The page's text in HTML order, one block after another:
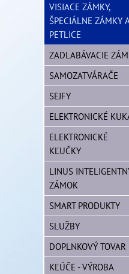
VISIACE ZÁMKY,
ŠPECIÁLNE ZÁMKY
PETLICE
ZADLABÁVACIE
SAMOZATVÁRAČE
SEJFY
ELEKTRONICKÉ
ELEKTRONICKÉ
KĽUČKY
LINUS
ZÁMOK
SMART PRODUKTY
SLUŽBY
DOPLNKOVÝ TOVAR
KĽÚČE - VÝROBA